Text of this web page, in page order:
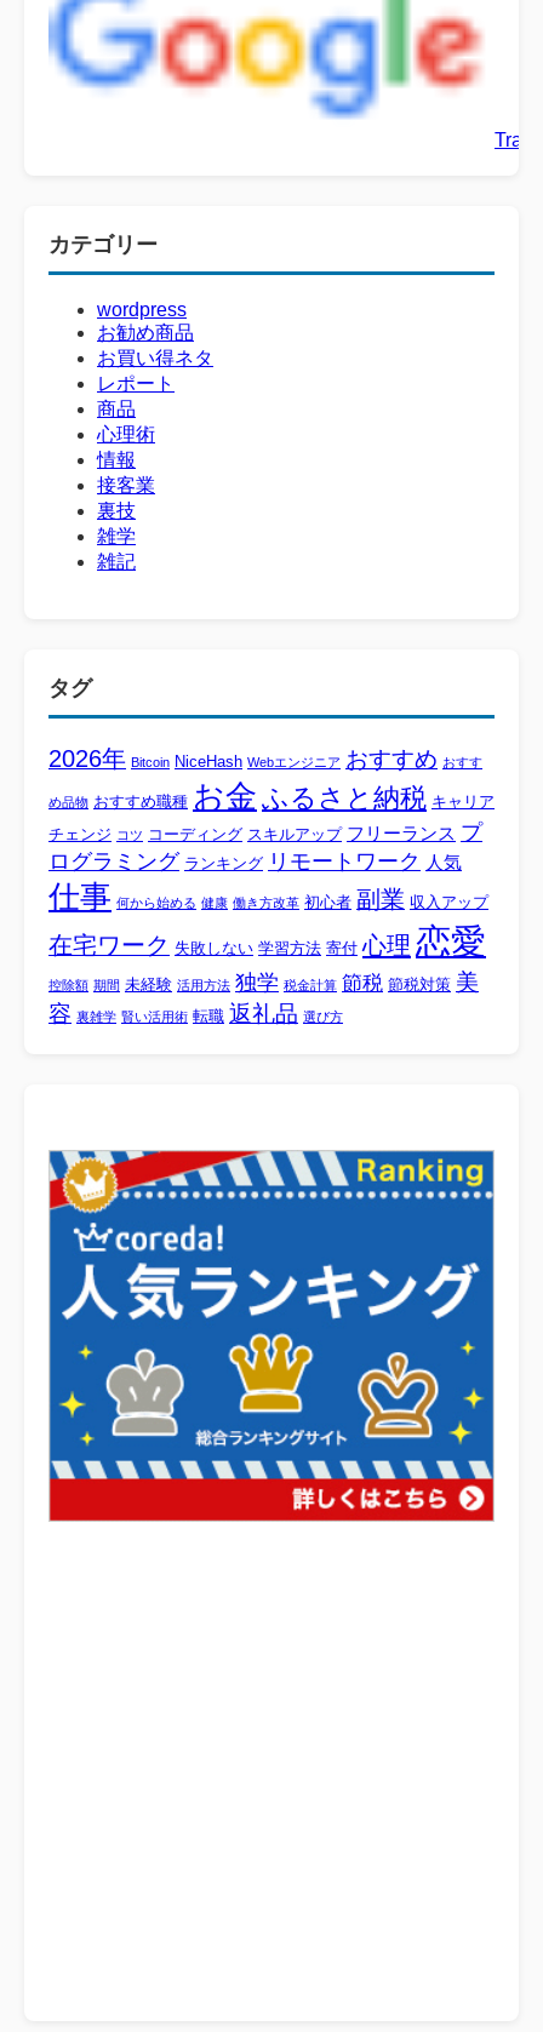
カテゴリー
wordpress
お勧め商品
お買い得ネタ
レポート
商品
心理術
情報
接客業
裏技
雑学
雑記
タグ
2026年 Bitcoin NiceHash Webエンジニア おすすめ おすす
め品物 おすすめ職種 お金 ふるさと納税 キャリア
チェンジ コツ コーディング スキルアップ フリーランス プ
ログラミング ランキング リモートワーク 人気
仕事 何から始める 健康 働き方改革 初心者 副業 収入アップ
在宅ワーク 失敗しない 学習方法 寄付 心理 恋愛
控除額 期間 未経験 活用方法 独学 税金計算 節税 節税対策 美
容 裏雑学 賢い活用術 転職 返礼品 選び方